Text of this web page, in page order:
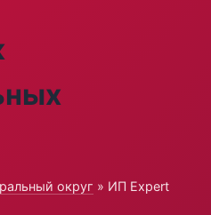
округ » ИП Expert